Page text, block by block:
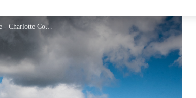
Château de Gicon - vue d'ensemble - Charlotte Collin